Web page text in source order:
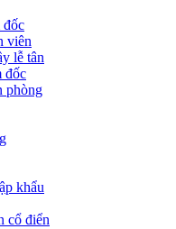
đốc
viên
lễ tân
đốc
phòng
khẩu
cổ điển